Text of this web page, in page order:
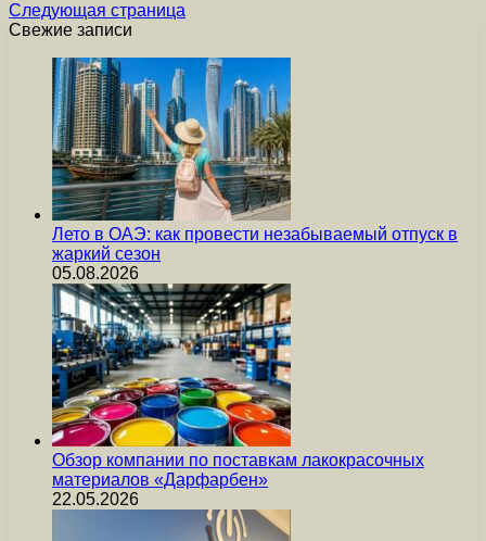
Следующая страница
Свежие записи
Лето в ОАЭ: как провести незабываемый отпуск в
жаркий сезон
05.08.2026
Обзор компании по поставкам лакокрасочных
материалов «Дарфарбен»
22.05.2026